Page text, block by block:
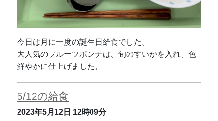
今日は月に一度の誕生日給食でした。
大人気のフルーツポンチは、旬のすいかを入れ、色
鮮やかに仕上げました。
5/12の給食
2023年5月12日 12時09分